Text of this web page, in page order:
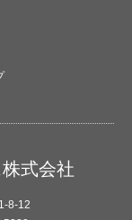
式会社
8-12